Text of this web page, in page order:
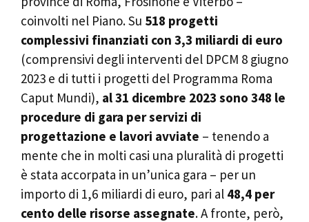
coinvolti nel Piano. Su 518 progetti
complessivi finanziati con 3,3 miliardi di euro
(comprensivi degli interventi del DPCM 8 giugno
2023 e di tutti i progetti del Programma Roma
Caput Mundi), al 31 dicembre 2023 sono 348 le
procedure di gara per servizi di
progettazione e lavori avviate – tenendo a
mente che in molti casi una pluralità di progetti
è stata accorpata in un’unica gara – per un
importo di 1,6 miliardi di euro, pari al 48,4 per
cento delle risorse assegnate. A fronte, però,